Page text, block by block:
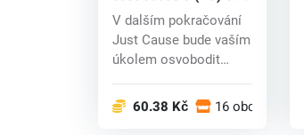
key
V dalším pokračování
Just Cause bude vaším
úkolem osvobodit
60.38 Kč 16 obchodech